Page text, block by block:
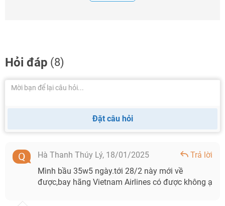
Hỏi đáp (8)
Đặt câu hỏi
Hà Thanh Thúy Lý, 18/01/2025
Trả lời
Mình bầu 35w5 ngày.tới 28/2 này mới về
được,bay hãng Vietnam Airlines có được không ạ